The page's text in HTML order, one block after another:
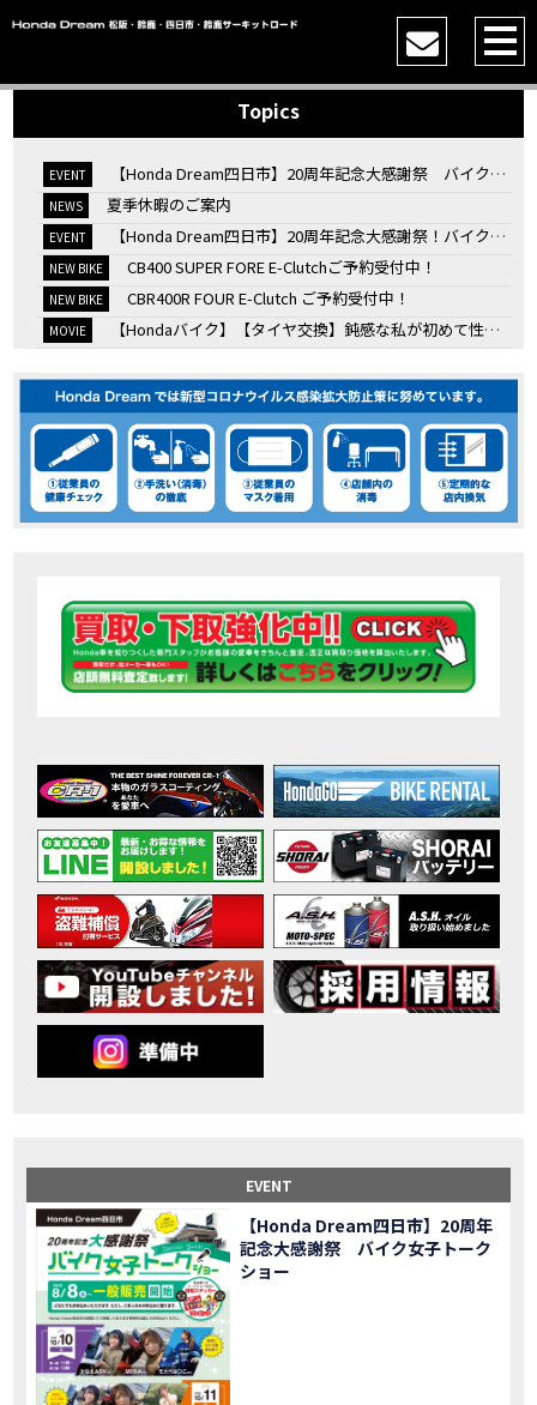
Topics
EVENT 【Honda Dream四日市】20周年記念大感謝祭 バイク女子トークショー
NEWS 夏季休暇のご案内
EVENT 【Honda Dream四日市】20周年記念大感謝祭！バイク女子トークショー
NEW BIKE CB400 SUPER FORE E-Clutchご予約受付中！
NEW BIKE CBR400R FOUR E-Clutch ご予約受付中！
MOVIE 【Hondaバイク】【タイヤ交換】鈍感な私が初めて性能を実感した【三重県】【Honda DREAM】
EVENT KOOD クロモリアクスルシャフトお客様のバイクで体感試走
MOVIE 【三重→香川】このバイク、なんだと思いますか？【ホンダ バイク】【Honda DREAM】【三重県】
EVENT “コカ・コーラ”鈴鹿８時間耐久ロードレース 第47回大会「TSR応援席プレミアムチケット販売開始！」
MOVIE 【ホンダ バイク】バイクを長持ちさせる洗車を教えてもらった【プロの裏ワザ】
MOVIE 【ホンダ バイク】CRF1100L Africa Twinは女性ライダーでも快適か？四国ツーリング【X-ADVオーナー目線】
MOVIE 【ホンダ バイク】 ホンダドリーム鈴鹿の未公開シーン【モトベはつこ】
MOVIE 最新のアフリカツインどう？妹とHondaDreamのバイク全部見た結果｜Honda SuperCub
MOVIE 【ホンダ バイク】「ボカロ文化」を知ろう ナビゲーションをスキップ 検索 作成 6 アバターの画像 三重県を巡る女性ライダーの4日間！ポケふた全制覇ツーリング Honda CB1000F
CAMPAIGN 免許取得サポートキャンペーン実施中！
EVENT ［三重県下最大級のバイクイベント］2026MIE BIKE FES開催
MOVIE 【ホンダ バイク】【バイク女子】怖くて乗れなかったあの憧れバイク、ついに乗ります！
MOVIE 【ホンダ バイク】バイクが動かなくなった…原因不明で入院します
CAMPAIGN Rebel 250 E-Clutch シリーズ 洋用品購入サポートキャンペーン
MOVIE 【ホンダ バイク】CB1000F 4台で三重県ツーリング！梅本まどかさん、MIISAさんと一日笑った【ポケふた】Honda
MOVIE 【ホンダ バイク】【GB350C S】梅本まどかさんと三重県ツーリング満喫しました！ポケふた探し第1弾【モトブログ】
MOVIE 【ホンダドリーム新春初売り特別企画】のご紹介！！
MOVIE こんなことある？！CB1000Fでツーリングイベントに参戦したのだが・・
【新車】CB1000Fで11時間ツーリングした素直なレビュー【モトブログ】Honda CB
MOVIE 【事故寸前】200kmレッカー、そしてさらなる原因が判明し、修理代が膨れ上がった結果
MOVIE 2025X-ADV 最高の旅バイクで街乗りも最適！ADVが20台でツーリングしました｜Honda ADV160
NEW BIKENEWS CB1000F販売中！！
MOVIE 【バイク女子】ごめんなさい。大切なツーリングでやらかしてしまった…
MOVIE 【バイク女子】下道444kmぶっ通しで走った結果がヤバかった
MOVIE 【バイク女子】最安！三重→東京〇〇〇円で行けちゃった
MOVIE 新型スーパーカブ110レビュー！C125 CT125で女子ツーリング 最高！Honda Super Cub(JA59)
MOVIE 【世界一の燃費Super cub】給油せずにどこまで行けるかやってみたら大変なことになりました
MOVIE 【バイク女子の挑戦】世界一の最強バイクでついにやります。
EVENT
【Honda Dream四日市】20周年
記念大感謝祭 バイク女子トーク
ショー